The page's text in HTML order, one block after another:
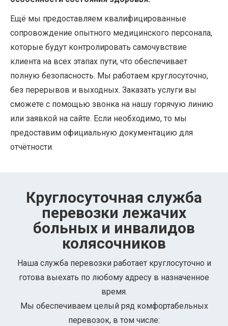
Ещё мы предоставляем квалифицированные
сопровождение опытного медицинского персонала,
которые будут контролировать самочувствие
клиента на всех этапах пути, что обеспечивает
полную безопасность. Мы работаем круглосуточно,
без перерывов и выходных. Заказать услуги вы
сможете с помощью звонка на нашу горячую линию
или заявкой на сайте. Если необходимо, то мы
предоставим официальную документацию для
отчётности.
Круглосуточная служба
перевозки лежачих
больных и инвалидов
колясочников
Наша служба перевозки работает круглосуточно и
готова выехать по любому адресу в назначенное
время.
Мы обеспечиваем целый ряд комфортабельных
перевозок, в том числе: